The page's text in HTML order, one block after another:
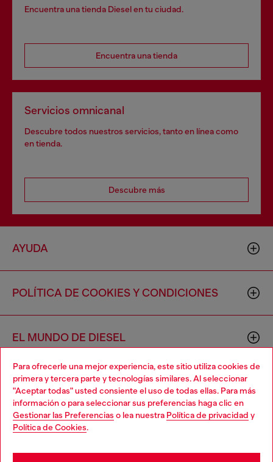
Para ofrecerle una mejor experiencia, este sitio utiliza cookies de
primera y tercera parte y tecnologías similares. Al seleccionar
"Aceptar todas" usted consiente el uso de todas ellas. Para más
información o para seleccionar sus preferencias haga clic en
Gestionar las Preferencias o lea nuestra Política de privacidad y
Política de Cookies.
Encuentra una tienda Diesel en tu ciudad.
Encuentra una tienda
Servicios omnicanal
Descubre todos nuestros servicios, tanto en línea como
en tienda.
Descubre más
AYUDA
POLÍTICA DE COOKIES Y CONDICIONES
EL MUNDO DE DIESEL
CORPORACIÓN